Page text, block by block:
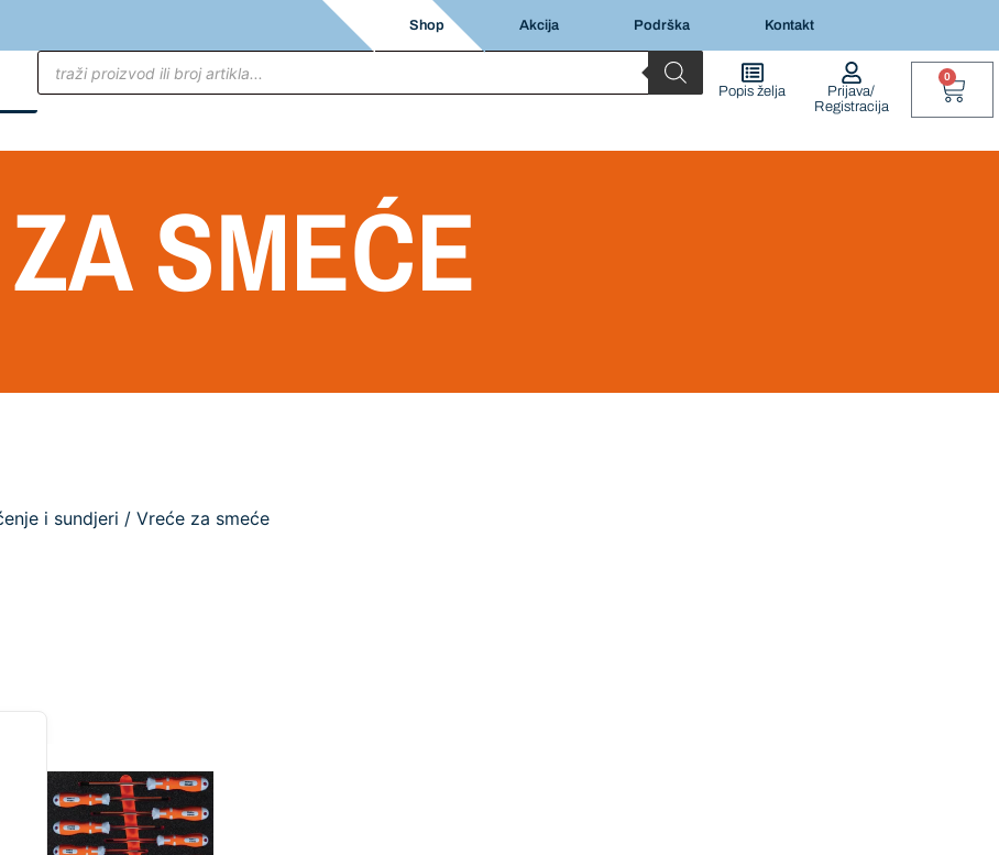
Shop Akcija Podrška Kontakt
Popis želja
Prijava/
Registracija
0
SMEĆE
i sundjeri / Vreće za smeće